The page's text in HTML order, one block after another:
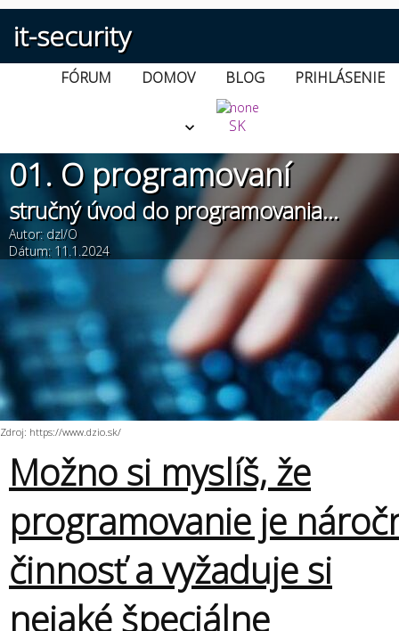
it-security
FÓRUM DOMOV BLOG PRIHLÁSENIE
SK
01. O programovaní
stručný úvod do programovania...
Autor: dzI/O
Dátum: 11.1.2024
Zdroj: https://www.dzio.sk/
Možno si myslíš, že
programovanie je
činnosť a vyžaduje si
nejaké špeciálne